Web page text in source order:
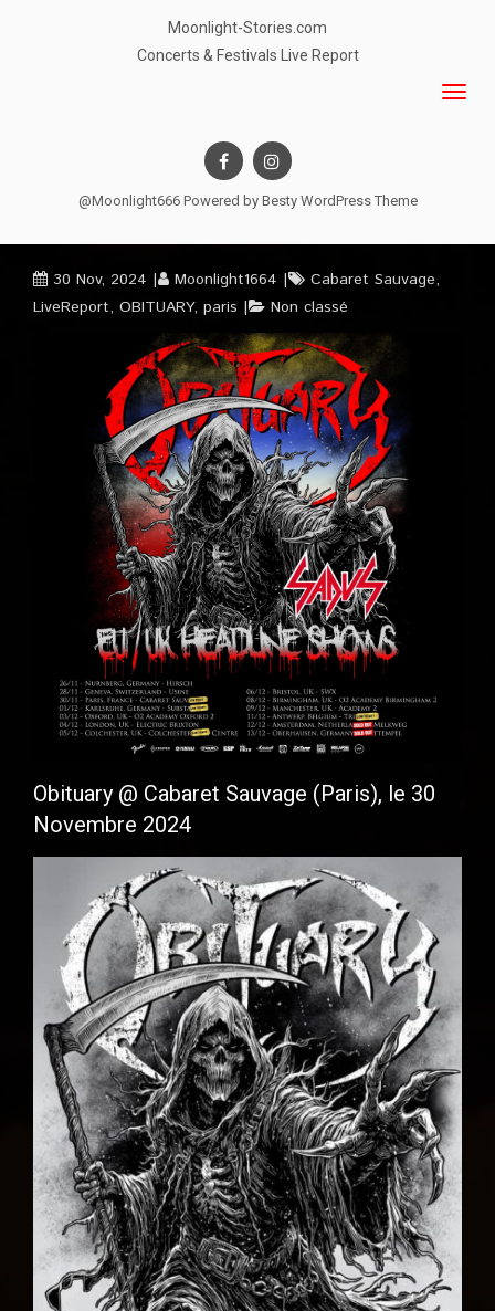
Moonlight-Stories.com
Concerts & Festivals Live Report
@Moonlight666 Powered by Besty WordPress Theme
30 Nov, 2024 Moonlight1664 Cabaret Sauvage,
LiveReport, OBITUARY, paris Non classé
Obituary @ Cabaret Sauvage (Paris), le 30
Novembre 2024